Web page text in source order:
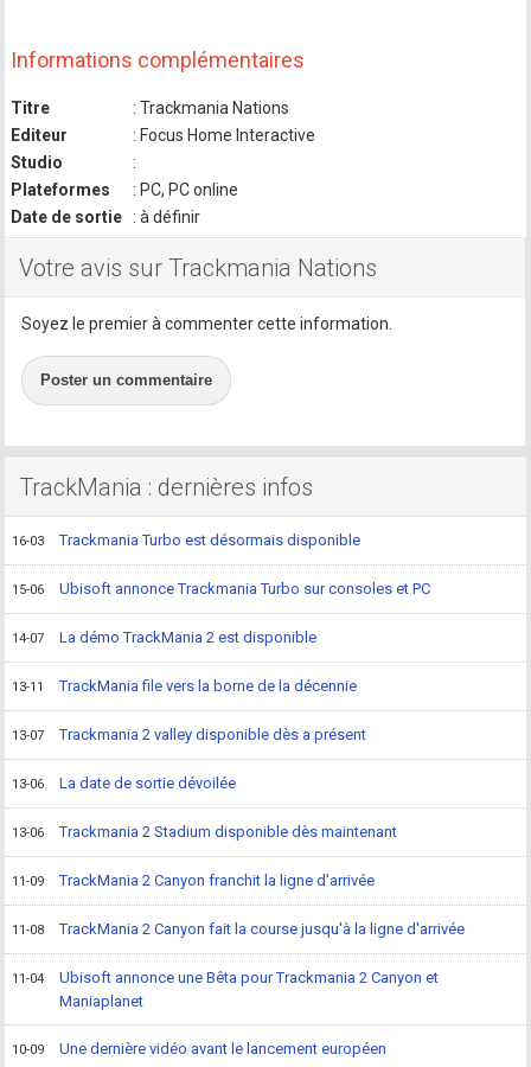
Informations complémentaires
Titre
: Trackmania Nations
Editeur
: Focus Home Interactive
Studio
:
Plateformes
: PC, PC online
Date de sortie
: à définir
Votre avis sur Trackmania Nations
Soyez le premier à commenter cette information.
Poster un commentaire
TrackMania : dernières infos
16-03 Trackmania Turbo est désormais disponible
15-06 Ubisoft annonce Trackmania Turbo sur consoles et PC
14-07 La démo TrackMania 2 est disponible
13-11 TrackMania file vers la borne de la décennie
13-07 Trackmania 2 valley disponible dès a présent
13-06 La date de sortie dévoilée
13-06 Trackmania 2 Stadium disponible dès maintenant
11-09 TrackMania 2 Canyon franchit la ligne d'arrivée
11-08 TrackMania 2 Canyon fait la course jusqu'à la ligne d'arrivée
11-04
Ubisoft annonce une Bêta pour Trackmania 2 Canyon et
Maniaplanet
10-09 Une dernière vidéo avant le lancement européen